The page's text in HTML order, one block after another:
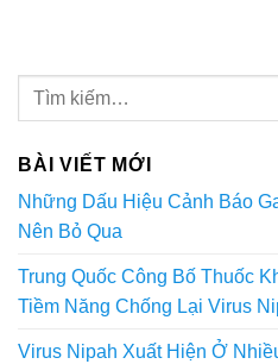
BÀI VIẾT MỚI
Những Dấu Hiệu Cảnh Báo
Nên Bỏ Qua
Trung Quốc Công Bố Thuốc
Tiềm Năng Chống Lại Virus
Virus Nipah Xuất Hiện Ở